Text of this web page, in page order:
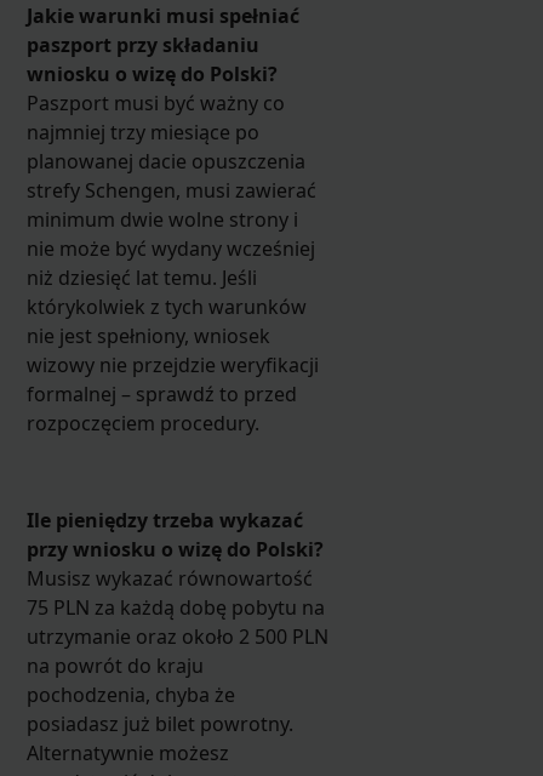
Jakie warunki musi spełniać
paszport przy składaniu
wniosku o wizę do Polski?
Paszport musi być ważny co
najmniej trzy miesiące po
planowanej dacie opuszczenia
strefy Schengen, musi zawierać
minimum dwie wolne strony i
nie może być wydany wcześniej
niż dziesięć lat temu. Jeśli
którykolwiek z tych warunków
nie jest spełniony, wniosek
wizowy nie przejdzie weryfikacji
formalnej – sprawdź to przed
rozpoczęciem procedury.
Ile pieniędzy trzeba wykazać
przy wniosku o wizę do Polski?
Musisz wykazać równowartość
75 PLN za każdą dobę pobytu na
utrzymanie oraz około 2 500 PLN
na powrót do kraju
pochodzenia, chyba że
posiadasz już bilet powrotny.
Alternatywnie możesz